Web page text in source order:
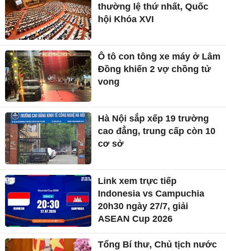
thường lệ thứ nhất, Quốc
hội Khóa XVI
Ô tô con tông xe máy ở Lâm
Đồng khiến 2 vợ chồng tử
vong
Hà Nội sắp xếp 19 trường
cao đẳng, trung cấp còn 10
cơ sở
Link xem trực tiếp
Indonesia vs Campuchia
20h30 ngày 27/7, giải
ASEAN Cup 2026
Tổng Bí thư, Chủ tịch nước